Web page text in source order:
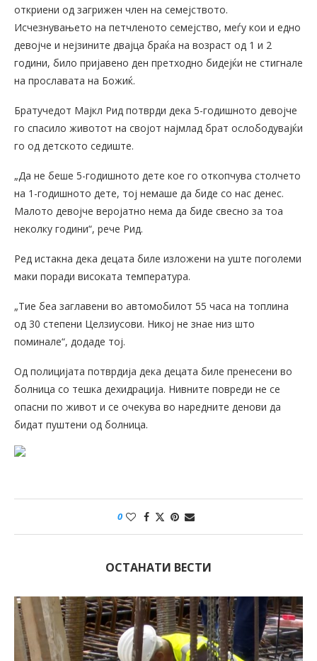
откриени од загрижен член на семејството.
Исчезнувањето на петчленото семејство, меѓу кои и едно
девојче и нејзините двајца браќа на возраст од 1 и 2
години, било пријавено ден претходно бидејќи не стигнале
на прославата на Божиќ.
Братучедот Мајкл Рид потврди дека 5-годишното девојче
го спасило животот на својот најмлад брат ослободувајќи
го од детското седиште.
„Да не беше 5-годишното дете кое го откопчува столчето
на 1-годишното дете, тој немаше да биде со нас денес.
Малото девојче веројатно нема да биде свесно за тоа
неколку години“, рече Рид.
Ред истакна дека децата биле изложени на уште поголеми
маки поради високата температура.
„Тие беа заглавени во автомобилот 55 часа на топлина
од 30 степени Целзиусови. Никој не знае низ што
поминале“, додаде тој.
Од полицијата потврдија дека децата биле пренесени во
болница со тешка дехидрација. Нивните повреди не се
опасни по живот и се очекува во наредните денови да
бидат пуштени од болница.
0
ОСТАНАТИ ВЕСТИ